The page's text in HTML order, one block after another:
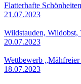
Flatterhafte Schönheiten
21.07.2023
Wildstauden,
20.07.2023
Wettbewerb
18.07.2023